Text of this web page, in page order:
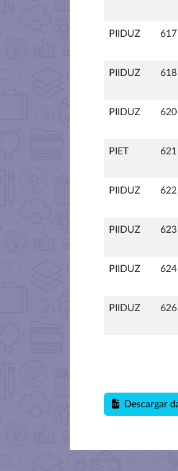
PIIDUZ 617
PIIDUZ 618
PIIDUZ 620
PIET 621
PIIDUZ 622
PIIDUZ 623
PIIDUZ 624
PIIDUZ 626
Descargar